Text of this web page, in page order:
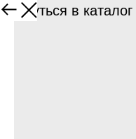
Вернуться в каталог